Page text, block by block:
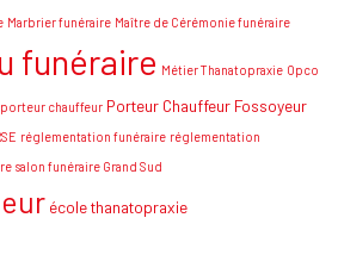
Marbrier funéraire Maître de Cérémonie funéraire
funéraire Métier Thanatopraxie Opco
porteur chauffeur Porteur Chauffeur Fossoyeur
réglementation funéraire réglementation
salon funéraire Grand Sud
école thanatopraxie